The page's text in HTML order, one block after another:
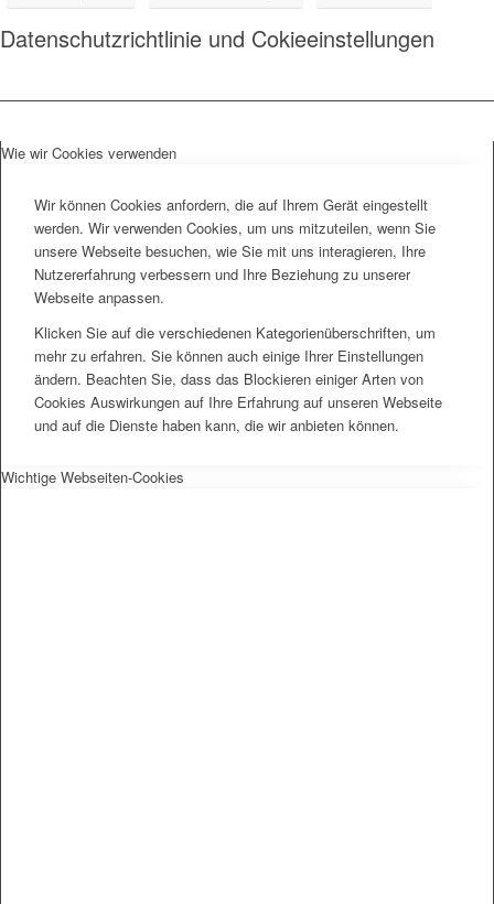
Datenschutzrichtlinie und Cokieeinstellungen
Wie wir Cookies verwenden
Wir können Cookies anfordern, die auf Ihrem Gerät eingestellt
werden. Wir verwenden Cookies, um uns mitzuteilen, wenn Sie
unsere Webseite besuchen, wie Sie mit uns interagieren, Ihre
Nutzererfahrung verbessern und Ihre Beziehung zu unserer
Webseite anpassen.
Klicken Sie auf die verschiedenen Kategorienüberschriften, um
mehr zu erfahren. Sie können auch einige Ihrer Einstellungen
ändern. Beachten Sie, dass das Blockieren einiger Arten von
Cookies Auswirkungen auf Ihre Erfahrung auf unseren Webseite
und auf die Dienste haben kann, die wir anbieten können.
Wichtige Webseiten-Cookies